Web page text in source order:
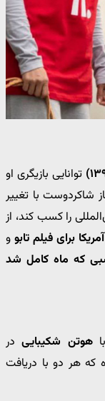
توانایی بازیگری او
شاکردوست با تغییر
را کسب کند، از
برای فیلم تابو و
شبی که ماه کامل شد
هوتن شکیباییدر
که هر دو با دریافت